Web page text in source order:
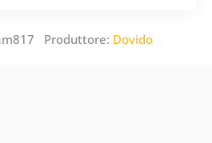
Produttore: Dovido